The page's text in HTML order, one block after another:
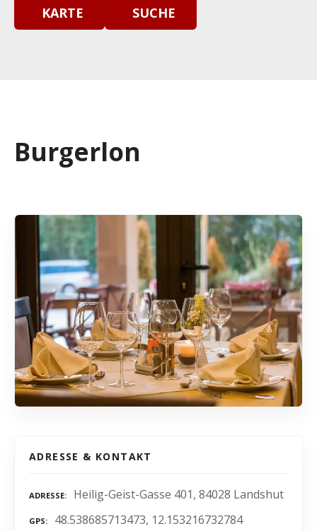
KARTE SUCHE
Burgerlon
ADRESSE & KONTAKT
ADRESSE Heilig-Geist-Gasse 401, 84028 Landshut
GPS 48.538685713473, 12.153216732784